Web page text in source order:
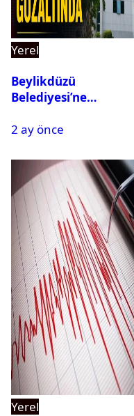
Yerel
Beylikdüzü
Belediyesi’ne
Gözaltına Alındı
2 ay önce
Yerel